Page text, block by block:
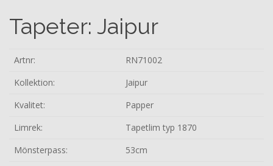
Tapeter: Jaipur
Artnr:
RN71002
Kollektion:
Jaipur
Kvalitet:
Papper
Limrek:
Tapetlim typ 1870
Mönsterpass:
53cm